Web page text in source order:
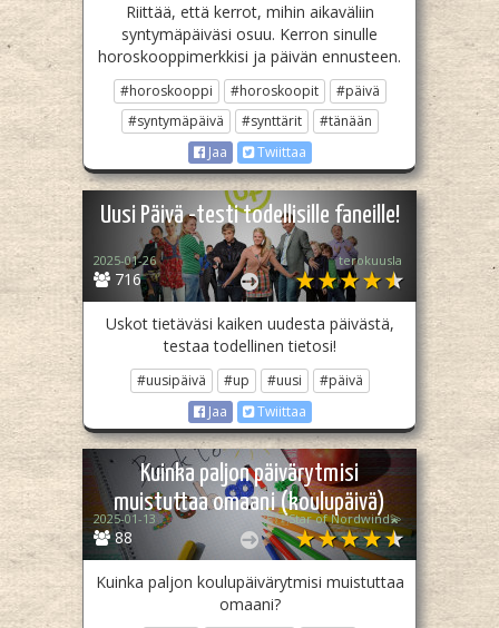
Riittää, että kerrot, mihin aikaväliin
syntymäpäiväsi osuu. Kerron sinulle
horoskooppimerkkisi ja päivän ennusteen.
#horoskooppi #horoskoopit
#päivä
#syntymäpäivä
#synttärit
#tänään
Jaa
Twiittaa
Uusi Päivä -testi todellisille faneille!
716
2025-01-26 terokuusla
Uskot tietäväsi kaiken uudesta päivästä,
testaa todellinen tietosi!
#uusipäivä #up #uusi
#päivä
Jaa
Twiittaa
Kuinka paljon päivärytmisi
muistuttaa omaani (koulupäivä)
88
2025-01-13 🇫🇮Star of Nordwind💫
Kuinka paljon koulupäivärytmisi muistuttaa
omaani?